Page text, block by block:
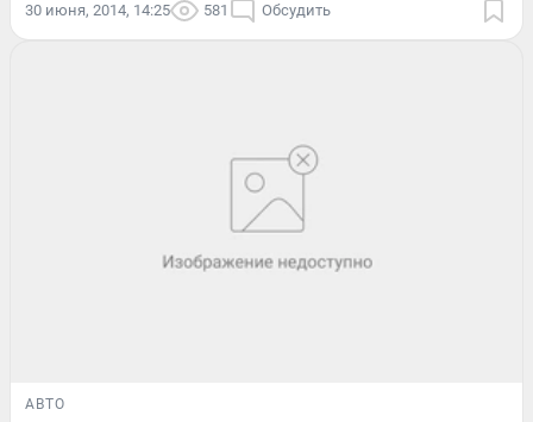
30 июня, 2014, 14:25 581 Обсудить
АВТО